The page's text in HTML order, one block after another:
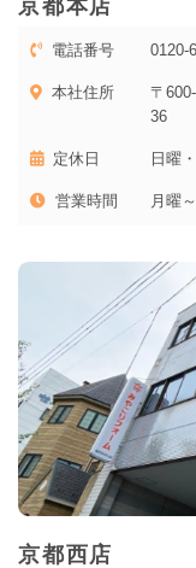
京都本店
電話番号 0120-
本社住所
〒
36
定休日 日曜
営業時間 月曜
京都西店